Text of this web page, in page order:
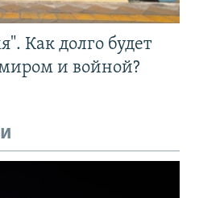
Как долго будет
и войной?